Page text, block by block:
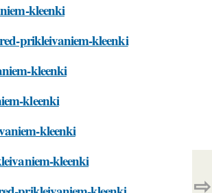
kleenki
prikleivaniem-kleenki
kleenki
kleenki
kleenki
kleenki
⇨